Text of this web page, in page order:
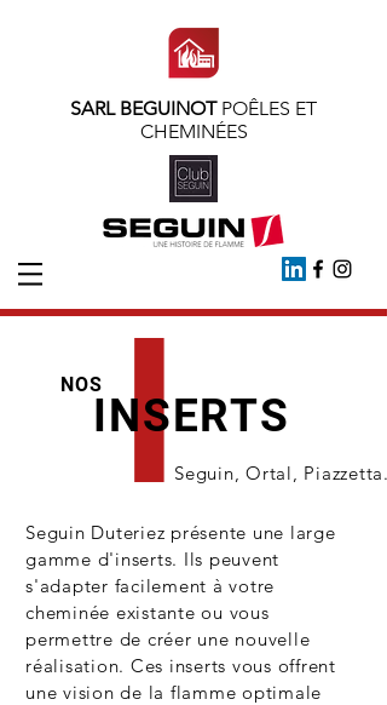
SARL BEGUINOTPOÊLES ET
CHEMINÉES
I
INSERTS
NOS
Seguin Duteriez présente une large
gamme d'inserts. Ils peuvent
s'adapter facilement à votre
cheminée existante ou vous
permettre de créer une nouvelle
réalisation. Ces inserts vous offrent
une vision de la flamme optimale
Seguin, Ortal, Piazzetta.